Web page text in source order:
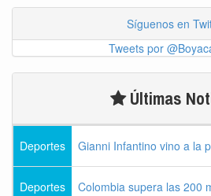
Síguenos en
Tweets por
Últimas
Deportes Gianni Infantino vino a la
Deportes Colombia supera las 200